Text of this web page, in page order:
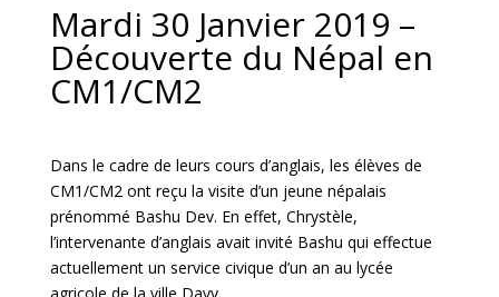
Mardi 30 Janvier 2019 –
Découverte du Népal en
CM1/CM2
Dans le cadre de leurs cours d’anglais, les élèves de
CM1/CM2 ont reçu la visite d’un jeune népalais
prénommé Bashu Dev. En effet, Chrystèle,
l’intervenante d’anglais avait invité Bashu qui effectue
actuellement un service civique d’un an au lycée